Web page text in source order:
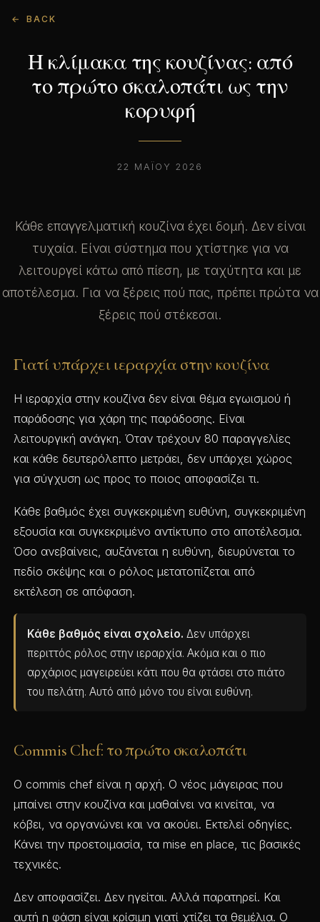
BACK
Η κλίμακα της κουζίνας: από
το πρώτο σκαλοπάτι ως την
κορυφή
22 ΜΑΪ́ΟΥ 2026
Κάθε επαγγελματική κουζίνα έχει δομή. Δεν είναι
τυχαία. Είναι σύστημα που χτίστηκε για να
λειτουργεί κάτω από πίεση, με ταχύτητα και με
αποτέλεσμα. Για να ξέρεις πού πας, πρέπει πρώτα να
ξέρεις πού στέκεσαι.
Γιατί υπάρχει ιεραρχία στην κουζίνα
Η ιεραρχία στην κουζίνα δεν είναι θέμα εγωισμού ή
παράδοσης για χάρη της παράδοσης. Είναι
λειτουργική ανάγκη. Όταν τρέχουν 80 παραγγελίες
και κάθε δευτερόλεπτο μετράει, δεν υπάρχει χώρος
για σύγχυση ως προς το ποιος αποφασίζει τι.
Κάθε βαθμός έχει συγκεκριμένη ευθύνη, συγκεκριμένη
εξουσία και συγκεκριμένο αντίκτυπο στο αποτέλεσμα.
Όσο ανεβαίνεις, αυξάνεται η ευθύνη, διευρύνεται το
πεδίο σκέψης και ο ρόλος μετατοπίζεται από
εκτέλεση σε απόφαση.
Κάθε βαθμός είναι σχολείο. Δεν υπάρχει
περιττός ρόλος στην ιεραρχία. Ακόμα και ο πιο
αρχάριος μαγειρεύει κάτι που θα φτάσει στο πιάτο
του πελάτη. Αυτό από μόνο του είναι ευθύνη.
Commis Chef: το πρώτο σκαλοπάτι
Ο commis chef είναι η αρχή. Ο νέος μάγειρας που
μπαίνει στην κουζίνα και μαθαίνει να κινείται, να
κόβει, να οργανώνει και να ακούει. Εκτελεί οδηγίες.
Κάνει την προετοιμασία, τα mise en place, τις βασικές
τεχνικές.
Δεν αποφασίζει. Δεν ηγείται. Αλλά παρατηρεί. Και
αυτή η φάση είναι κρίσιμη γιατί χτίζει τα θεμέλια. Ο